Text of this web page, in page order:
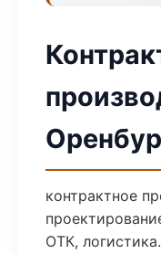
контрактное
ОТК,